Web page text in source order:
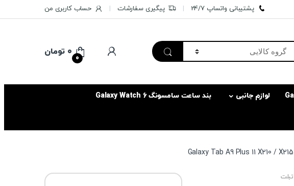
پشتیبانی واتساپ 24/7 پیگیری سفارشات حساب کاربری من
0
۰ تومان
لوازم جانبی بند ساعت سامسونگ Galaxy Watch 6
تبلت